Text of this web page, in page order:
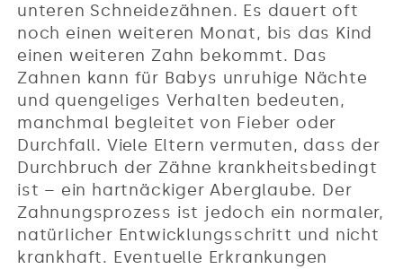
unteren Schneidezähnen. Es dauert oft
noch einen weiteren Monat, bis das Kind
einen weiteren Zahn bekommt. Das
Zahnen kann für Babys unruhige Nächte
und quengeliges Verhalten bedeuten,
manchmal begleitet von Fieber oder
Durchfall. Viele Eltern vermuten, dass der
Durchbruch der Zähne krankheitsbedingt
ist – ein hartnäckiger Aberglaube. Der
Zahnungsprozess ist jedoch ein normaler,
natürlicher Entwicklungsschritt und nicht
krankhaft. Eventuelle Erkrankungen